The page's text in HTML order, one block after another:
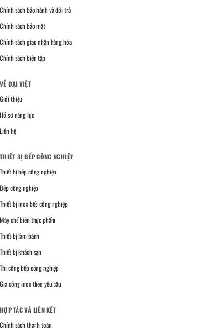
Chính sách bảo hành và đổi trả
Chính sách bảo mật
Chính sách giao nhận hàng hóa
Chính sách biên tập
VỀ ĐẠI VIỆT
Giới thiệu
Hồ sơ năng lực
Liên hệ
THIẾT BỊ BẾP CÔNG NGHIỆP
Thiết bị bếp công nghiệp
Bếp công nghiệp
Thiết bị inox bếp công nghiệp
Máy chế biến thực phẩm
Thiết bị làm bánh
Thiết bị khách sạn
Thi công bếp công nghiệp
Gia công inox theo yêu cầu
HỢP TÁC VÀ LIÊN KẾT
Chính sách thanh toán